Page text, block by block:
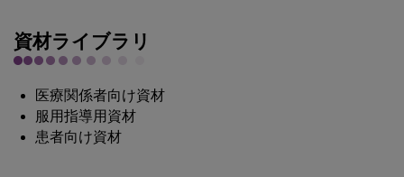
資材ライブラリ
医療関係者向け資材
服用指導用資材
患者向け資材